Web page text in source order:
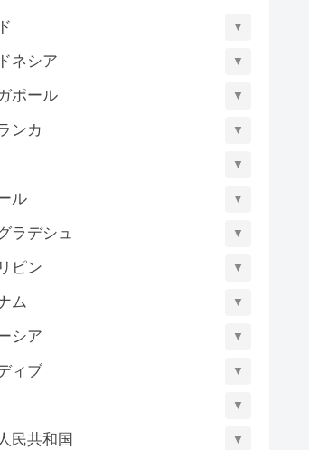
▼
ネシア ▼
ポール ▼
ンカ ▼
▼
ル ▼
ラデシュ ▼
ピン ▼
ム ▼
シア ▼
ィブ ▼
▼
民共和国 ▼